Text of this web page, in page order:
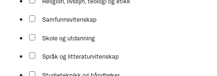
Samfunnsvitenskap
Skole og utdanning
Språk og litteraturvitenskap